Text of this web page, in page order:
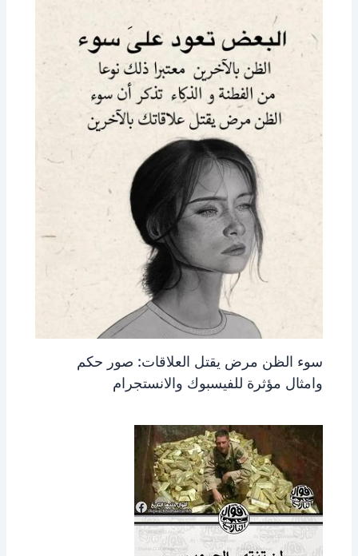
سوء الظن مرض يقتل العلاقات: صور حكم
وامثال مؤثرة للفيسبوك والانستجرام